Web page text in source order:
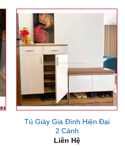
Tủ Giày Gia Đình Hiện Đại
2 Cánh
Liên Hệ